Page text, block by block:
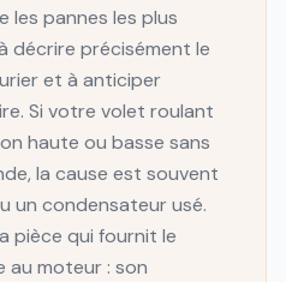
les pannes les plus
décrire précisément le
et à anticiper
Si votre volet roulant
haute ou basse sans
la cause est souvent
un condensateur usé.
pièce qui fournit le
au moteur : son